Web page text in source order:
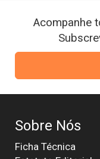
Acompanhe
Sobre Nós
Ficha Técnica